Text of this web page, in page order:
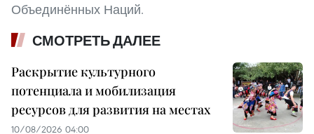
Объединённых Наций.
СМОТРЕТЬ ДАЛЕЕ
Раскрытие культурного
потенциала и мобилизация
ресурсов для развития на местах
10/08/2026 04:00